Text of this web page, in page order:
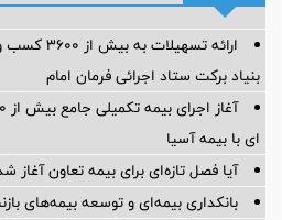
ارائه
بنیاد برکت ستاد اجرائی فرمان امام
ای با بیمه آسیا
آیا فصل تازه‌ای برای بیمه تعاون
بانکداری بیمه‌ای و توسعه بیمه‌های